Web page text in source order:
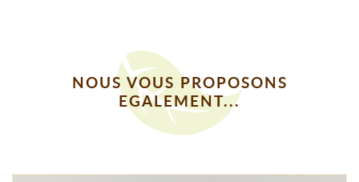
NOUS VOUS PROPOSONS
EGALEMENT...